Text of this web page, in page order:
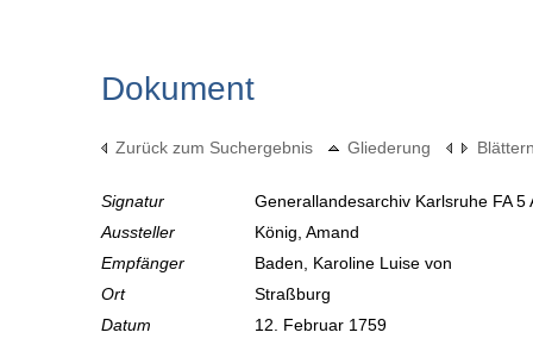
Dokument
Zurück zum Suchergebnis Gliederung
Signatur
Generallandesarchiv Karlsruhe FA
Aussteller
König, Amand
Empfänger
Baden, Karoline Luise von
Ort
Straßburg
Datum
12. Februar 1759